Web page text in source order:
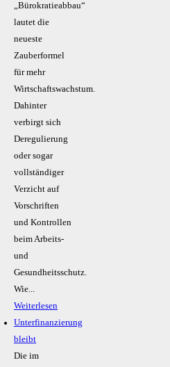
„Bürokratieabbau“
lautet die
neueste
Zauberformel
für mehr
Wirtschaftswachstum.
Dahinter
verbirgt sich
Deregulierung
oder sogar
vollständiger
Verzicht auf
Vorschriften
und Kontrollen
beim Arbeits-
und
Gesundheitsschutz.
Wie...
Weiterlesen
Unterfinanzierung
bleibt
Die im